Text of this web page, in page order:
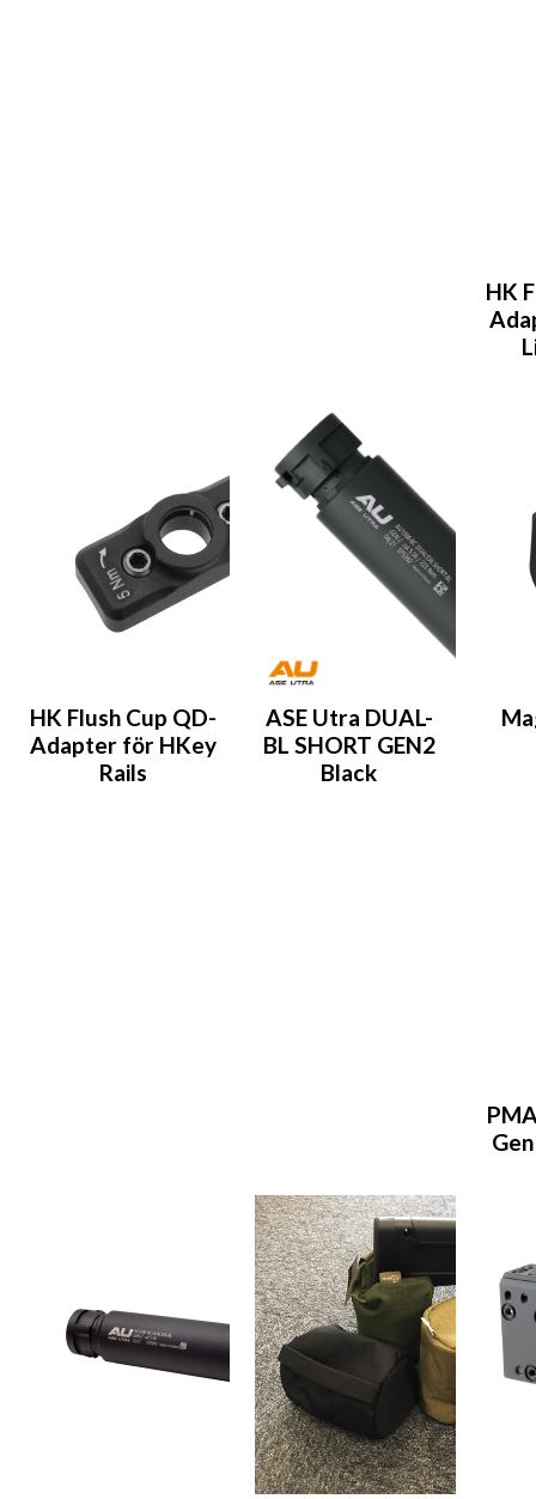
HK
HK Flush Cup QD-
Adapter för HKey
Rails
ASE Utra DUAL-
BL SHORT GEN2
Black